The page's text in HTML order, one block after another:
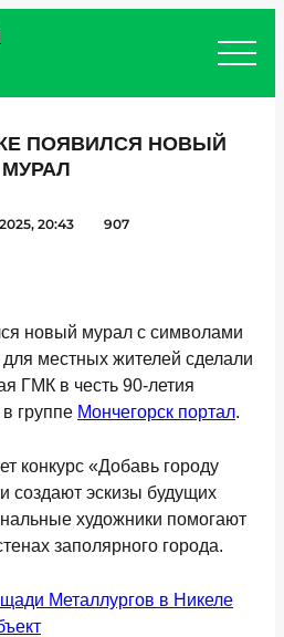
ПОЯВИЛСЯ НОВЫЙ
МУРАЛ
20:43 907
новый мурал с символами
местных жителей сделали
ГМК в честь 90-летия
группе Мончегорск портал.
конкурс «Добавь городу
создают эскизы будущих
художники помогают
заполярного города.
Металлургов в Никеле